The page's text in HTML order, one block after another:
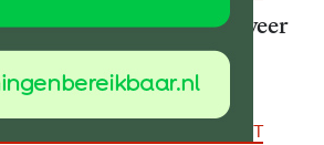
15 augustus rijden er weer
bussen
& MOBILITEIT